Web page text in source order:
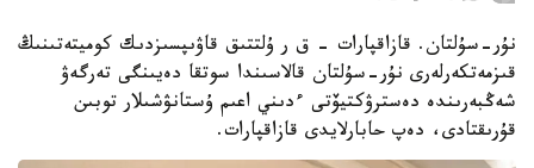
نۇر-سۇلتان. قازاقپارات - ق ر ۇلتتىق قاۋىپسىزدىك كوميتەتىنىڭ
قىزمەتكەرلەرى نۇر-سۇلتان قالاسىندا سوتقا دەيىنگى تەرگەۋ
شەڭبەرىندە دەسترۋكتيۆتى ءدىني اعىم ۇستانۋشىلار توبىن
قۇرىقتادى، دەپ حابارلايدى قازاقپارات.